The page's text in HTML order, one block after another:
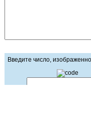
Введите число,